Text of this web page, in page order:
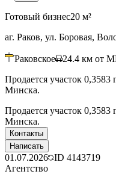
Готовый бизнес20 м²
аг. Раков, ул. Боровая,
Раковское 24.4 км от
Продается участок 0,3583
Минска.
Продается участок 0,3583
Минска.
Контакты
Написать
01.07.2026 ID 4143719
Агентство